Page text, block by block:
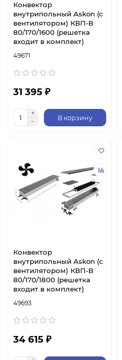
Конвектор
внутрипольный Askon (с
вентилятором) КВП-В
80/170/1600 (решетка
входит в комплект)
49671
31 395 ₽
В корзину
Конвектор
внутрипольный Askon (с
вентилятором) КВП-В
80/170/1800 (решетка
входит в комплект)
49693
34 615 ₽